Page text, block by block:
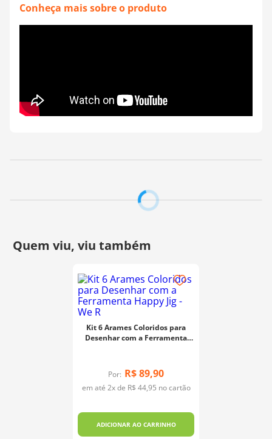
Conheça mais sobre o produto
Kit 6 Arames Coloridos para
Desenhar com a Ferramenta
Por: R$89,90
em até 2x de R$ 44,95 no cartão
ADICIONAR AO CARRINHO